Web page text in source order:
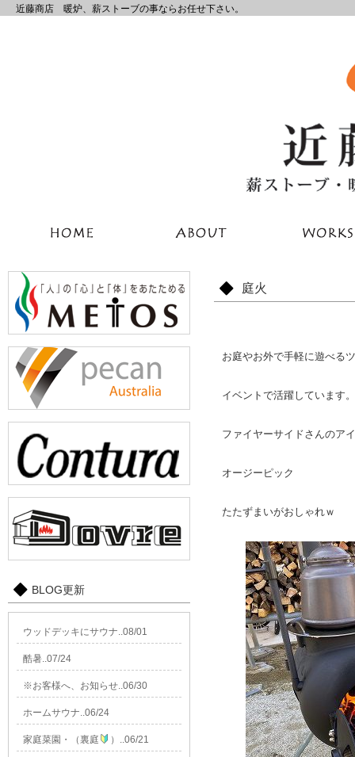
近藤商店 暖炉、薪ストーブの事ならお任せ下さい。
庭火
お庭やお外で手軽に遊べる
イベントで活躍しています。
ファイヤーサイドさんのア
オージーピック
たたずまいがおしゃれｗ
BLOG更新
ウッドデッキにサウナ..08/01
酷暑..07/24
※お客様へ、お知らせ..06/30
ホームサウナ..06/24
家庭菜園・（裏庭 ）..06/21